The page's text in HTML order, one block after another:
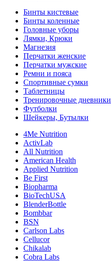
Бинты кистевые
Бинты коленные
Головные уборы
Лямки, Крюки
Магнезия
Перчатки женские
Перчатки мужские
Ремни и пояса
Спортивные сумки
Таблетницы
Тренировочные дневники
Футболки
Шейкеры, Бутылки
4Me Nutrition
ActivLab
All Nutrition
American Health
Applied Nutrition
Be First
Biopharma
BioTechUSA
BlenderBottle
Bombbar
BSN
Carlson Labs
Cellucor
Chikalab
Cobra Labs